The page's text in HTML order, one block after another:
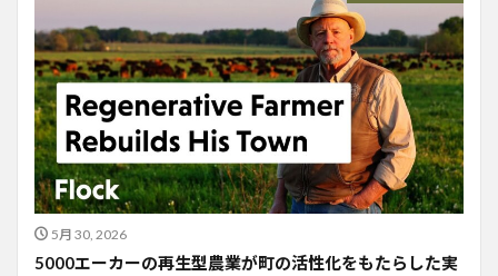
5月 30, 2026
5000エーカーの再生型農業が町の活性化をもたらした実